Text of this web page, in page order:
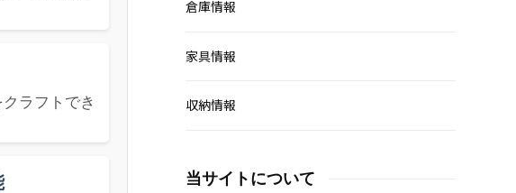
ラフトでき
倉庫情報
家具情報
収納情報
当サイトについて